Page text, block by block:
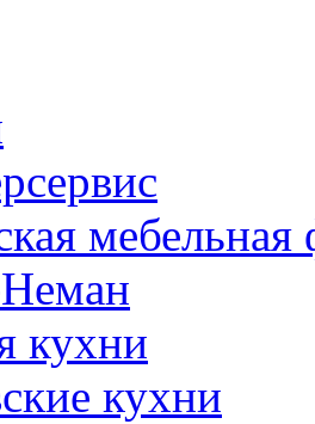
мебельная
кухни
кухни